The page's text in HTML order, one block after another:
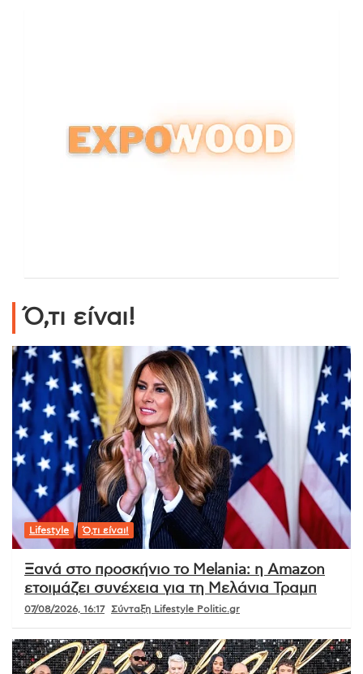
Ό,τι είναι!
Lifestyle Ό,τι είναι!
Ξανά στο προσκήνιο το Melania: η Amazon
ετοιμάζει συνέχεια για τη Μελάνια Τραμπ
07/08/2026, 16:17 Σύνταξη Lifestyle Politic.gr